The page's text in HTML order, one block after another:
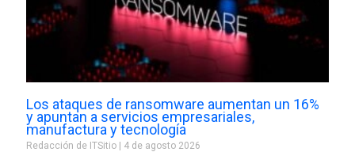
Los ataques de ransomware aumentan un 16%
y apuntan a servicios empresariales,
manufactura y tecnología
Redacción de ITSitio 4 de agosto 2026